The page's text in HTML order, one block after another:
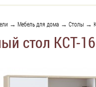
→ Мебель для дома → Столы →
стол КСТ-16